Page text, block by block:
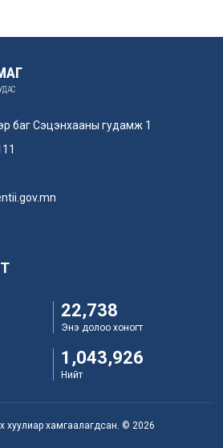
баг Сэцэнхааны гудамж 1
22,738
Энэ долоо хоногт
1,043,926
Нийт
хуулиар хамгаалагдсан. © 2026